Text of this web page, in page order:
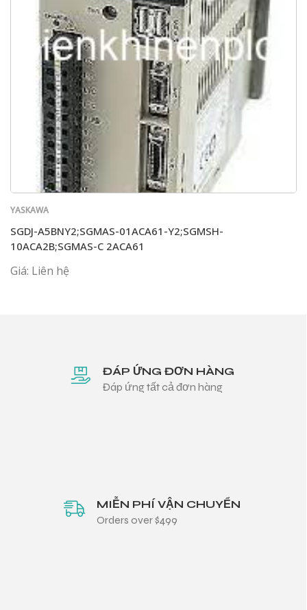
YASKAWA
SGDJ-A5BNY2;SGMAS-01ACA61-Y2;SGMSH-
10ACA2B;SGMAS-C 2ACA61
Giá: Liên hệ
ĐÁP ỨNG ĐƠN HÀNG
Đáp ứng tất cả đơn hàng
MIỄN PHÍ VẬN CHUYỂN
Orders over $499